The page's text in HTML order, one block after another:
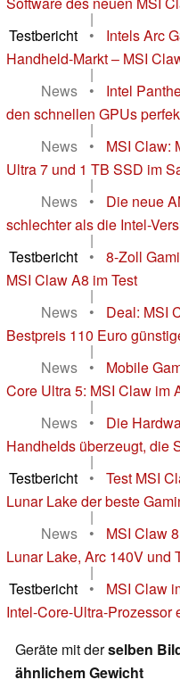
|
Testbericht
•
Intels Arc
Handheld-Markt – MSI
|
News
•
Intel
den schnellen GPUs
|
News
•
MSI Claw:
Ultra 7 und 1 TB SSD im
|
News
•
Die neue
schlechter als die Intel-
|
Testbericht
•
8-Zoll
MSI Claw A8 im Test
|
News
•
Deal: MSI
Bestpreis 110 Euro
|
News
•
Mobile
Core Ultra 5: MSI Claw im
|
News
•
Die
Handhelds überzeugt, die
|
Testbericht
•
Test MSI
Lunar Lake der beste
|
News
•
MSI Claw
Lunar Lake, Arc 140V und
|
Testbericht
•
MSI Claw
Intel-Core-Ultra-Prozessor
Geräte mit derselben
ähnlichem Gewicht